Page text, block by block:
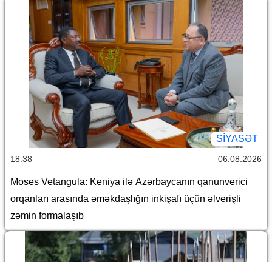
SİYASƏT
18:38 06.08.2026
Moses Vetangula: Keniya ilə Azərbaycanın qanunverici
orqanları arasında əməkdaşlığın inkişafı üçün əlverişli
zəmin formalaşıb